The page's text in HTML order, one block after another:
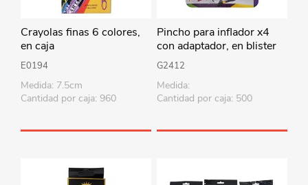
Crayolas finas 6 colores,
en caja
E0194
Medida: 7.5cm
Cantidad por caja: 960
Pincho para inflador x4
con adaptador, en blister
G2412
Medida:
Cantidad por caja: 500